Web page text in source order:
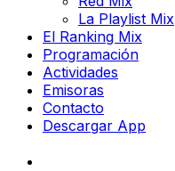
La Playlist Mix
El Ranking Mix
Programación
Actividades
Emisoras
Contacto
Descargar App